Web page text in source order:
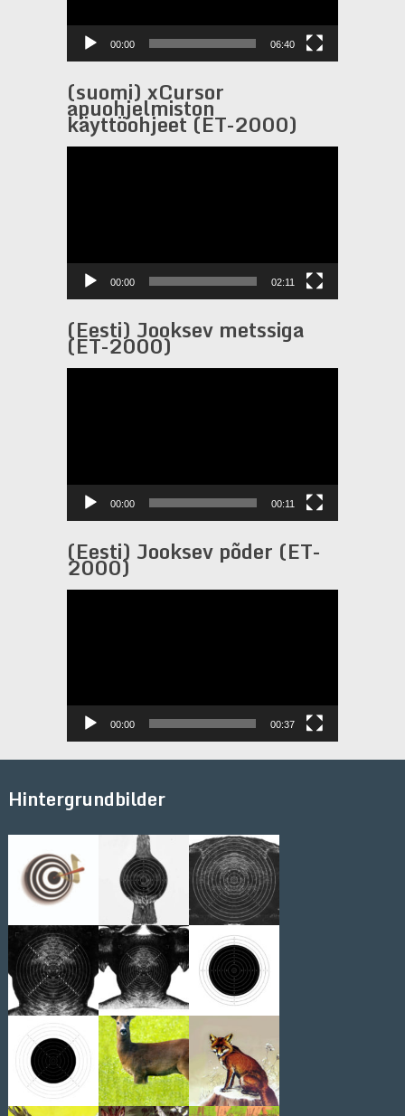
00:00 06:40
(suomi) xCursor
apuohjelmiston
käyttöohjeet (ET-2000)
00:00 02:11
(Eesti) Jooksev metssiga
(ET-2000)
00:00 00:11
(Eesti) Jooksev põder (ET-
2000)
00:00 00:37
Hintergrundbilder